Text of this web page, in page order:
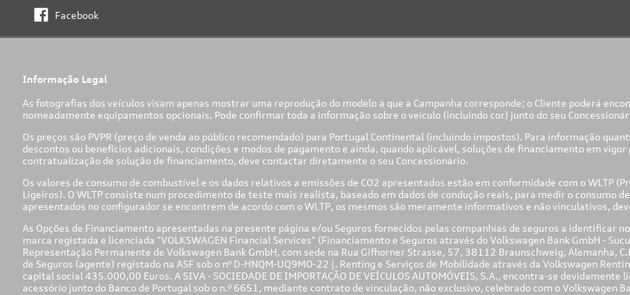
Facebook
Informação Legal
As fotografias dos veículos visam apenas mostrar uma reprodução do modelo a que a Campanha corresponde; o Cliente poderá
nomeadamente equipamentos opcionais. Pode confirmar toda a informação sobre o veículo (incluindo cor) junto do seu
Os preços são PVPR (preço de venda ao público recomendado) para Portugal Continental (incluindo impostos). Para informação
descontos ou benefícios adicionais, condições e modos de pagamento e ainda, quando aplicável, soluções de financiamento em
contratualização de solução de financiamento, deve contactar diretamente o seu Concessionário.
Os valores de consumo de combustível e os dados relativos a emissões de CO2 apresentados estão em conformidade com o WLTP
Ligeiros). O WLTP consiste num procedimento de teste mais realista, baseado em dados de condução reais, para medir o consumo
apresentados no configurador se encontrem de acordo com o WLTP, os mesmos são meramente informativos e não vinculativos,
As Opções de Financiamento apresentadas na presente página e/ou Seguros fornecidos pelas companhias de seguros a identificar
marca registada e licenciada "VOLKSWAGEN Financial Services" (Financiamento e Seguros através do Volkswagen Bank GmbH -
Representação Permanente de Volkswagen Bank GmbH, com sede na Rua Gifhorner Strasse, 57, 38112 Braunschweig, Alemanha,
de Seguros (agente) registado na ASF sob o nº D-HNQM-UQ9MO-22 |. Renting e Serviços de Mobilidade através da Volkswagen
capital social 435.000,00 Euros. A SIVA - SOCIEDADE DE IMPORTAÇÃO DE VEÍCULOS AUTOMÓVEIS, S.A., encontra-se
acessório junto do Banco de Portugal sob o n.º 6651, mediante contrato de vinculação, não exclusivo, celebrado com o Volkswagen